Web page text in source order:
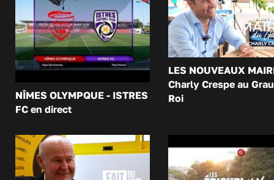
NÎMES OLYMPQUE - ISTRES
FC en direct
LES NOUVEAUX
Charly Crespe au
Roi